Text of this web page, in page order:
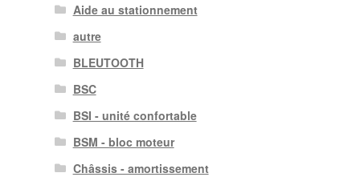
Aide au stationnement
autre
BLEUTOOTH
BSC
BSI - unité confortable
BSM - bloc moteur
Châssis - amortissement